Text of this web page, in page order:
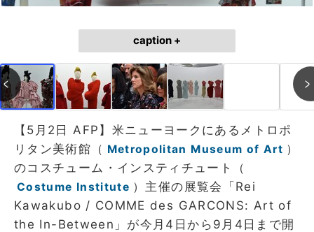
caption +
【5月2日 AFP】米ニューヨークにあるメトロポ
リタン美術館（ Metropolitan Museum of Art ）
のコスチューム・インスティチュート（
Costume Institute ）主催の展覧会「Rei
Kawakubo / COMME des GARCONS: Art of
the In-Between」が今月4日から9月4日まで開